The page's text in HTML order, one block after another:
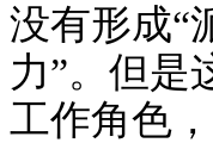
没有形成“
力”。但是
工作角色